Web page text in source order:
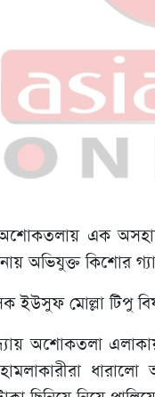
এক
অভিযুক্ত কিশোর
ইউসুফ মোল্লা টিপু
অশোকতলা